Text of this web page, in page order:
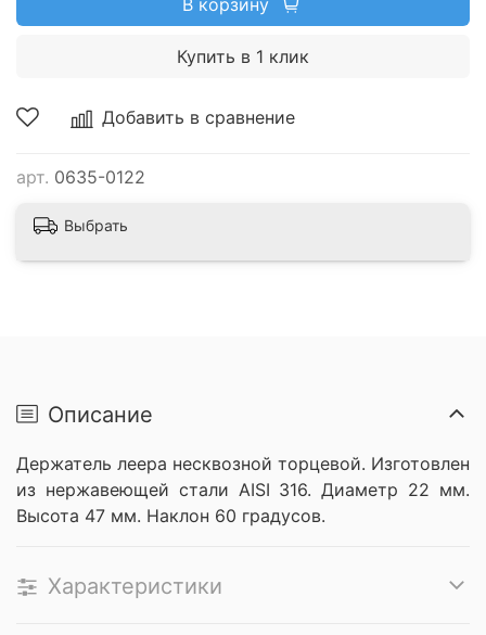
Добавить в сравнение
арт. 0635-0122
В корзину
Купить в 1 клик
Выбрать
Описание
Держатель леера несквозной торцевой. Изготовлен
из нержавеющей стали AISI 316.Диаметр 22 мм.
Высота 47 мм. Наклон 60 градусов.
Характеристики